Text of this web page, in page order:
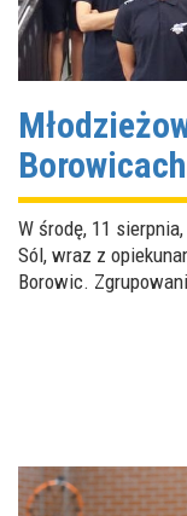
Borowicach
W środę, 11
Sól, wraz z
Borowic.